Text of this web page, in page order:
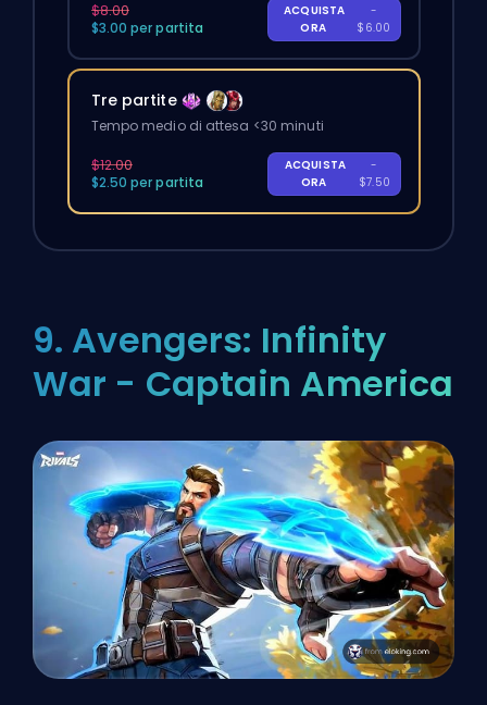
$8.00
$3.00 per partita
ACQUISTA
ORA
-
$6.00
Tre partite
Tempo medio di attesa <30 minuti
$12.00
$2.50 per partita
ACQUISTA
ORA
-
$7.50
9. Avengers: Infinity
War - Captain America